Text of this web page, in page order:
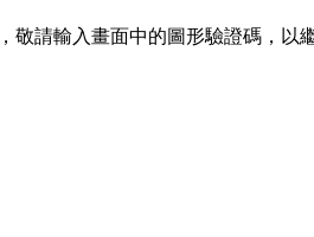
敬請輸入畫面中的圖形驗證碼，以